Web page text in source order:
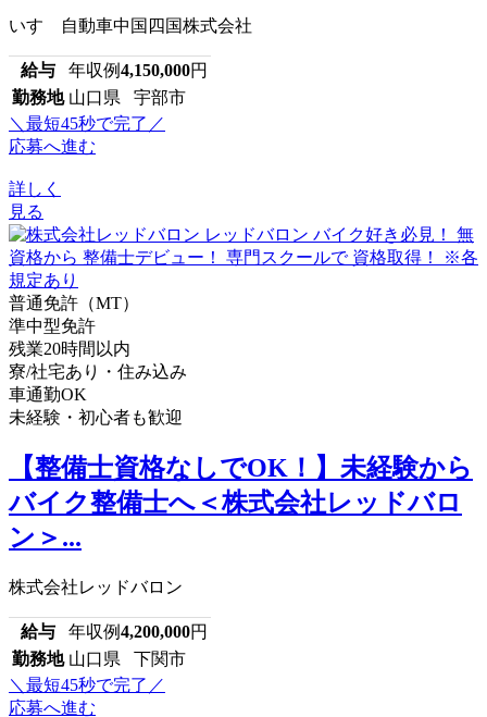
いすゞ自動車中国四国株式会社
給与 年収例4,150,000円
勤務地 山口県 宇部市
＼最短45秒で完了／
応募へ進む
詳しく
見る
普通免許（MT）
準中型免許
残業20時間以内
寮/社宅あり・住み込み
車通勤OK
未経験・初心者も歓迎
【整備士資格なしでOK！】未経験から
バイク整備士へ＜株式会社レッドバロ
ン＞...
株式会社レッドバロン
給与 年収例4,200,000円
勤務地 山口県 下関市
＼最短45秒で完了／
応募へ進む